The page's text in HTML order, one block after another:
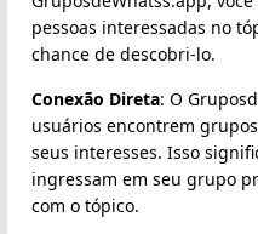
pessoas interessadas no
chance de descobri-lo.
Conexão Direta: O
usuários encontrem
seus interesses. Isso
ingressam em seu grupo
com o tópico.